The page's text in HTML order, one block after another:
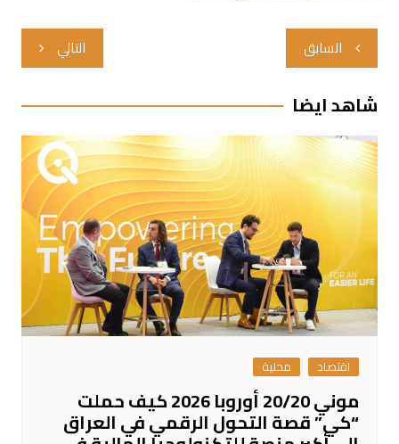
تصفّح
المقالات
السابق التالي
شاهد ايضا
اقتصاد محلية
موني 20/20 أوروبا 2026 كيف حملت
“كي” قصة التحول الرقمي في العراق